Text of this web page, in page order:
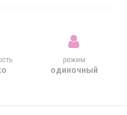
режим
одиночный